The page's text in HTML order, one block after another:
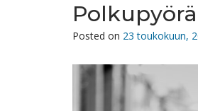
Posted on 23 toukokuun,